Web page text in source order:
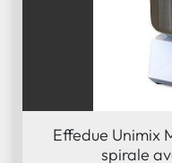
Effedue Unimix
spirale